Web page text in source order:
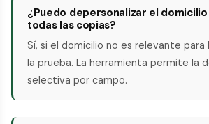
¿Puedo depersonalizar el
todas las copias?
Sí, si el domicilio no es relevante para
la prueba. La herramienta permite la
selectiva por campo.